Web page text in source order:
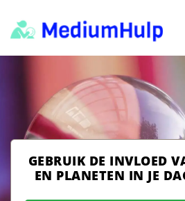
GEBRUIK DE INVLOED
EN PLANETEN IN JE